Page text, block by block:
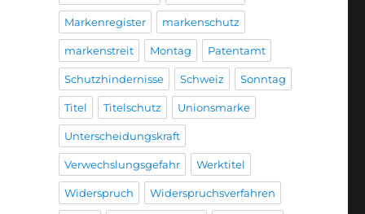
Markenregister markenschutz
markenstreit Montag Patentamt
Schutzhindernisse Schweiz Sonntag
Titel Titelschutz Unionsmarke
Unterscheidungskraft
Verwechslungsgefahr Werktitel
Widerspruch Widerspruchsverfahren